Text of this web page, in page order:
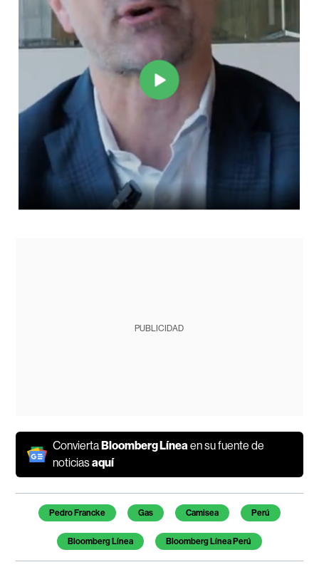
PUBLICIDAD
ConviertaBloomberg Líneaen su fuente de
noticiasaquí
Temas de este artículo
Pedro Francke Gas Camisea Perú
Bloomberg Línea Bloomberg Línea Perú